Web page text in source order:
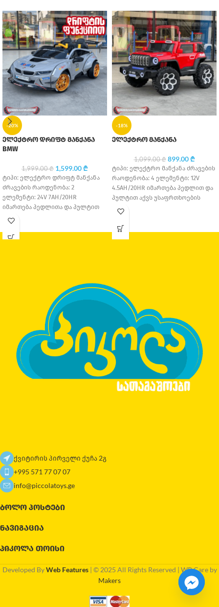
-20%
ელექტრო დრიფტ მანქანა
BMW
1,999.00₾ 1,599.00₾
ტიპი: ელექტრო დრიფტ მანქანა
ძრავების რაოდენობა: 2
ელემენტი: 24V 7AH/20HR
იმართება პედლითა და პულტით
აქვს დრიფტის ფუნქციები
-18%
ელექტრო მანქანა
1,099.00₾ 899.00₾
ტიპი: ელექტრო მანქანა ძრავების
რაოდენობა: 4 ელემენტი: 12V
4.5AH/20HR იმართება პედლით და
პულტით აქვს უსაფრთხოების
ღვედი საბურავის მასალა: კაუჩუკი
ქვიტირის პირველი ქუჩა 2გ
+995 571 77 07 07
info@piccolatoys.ge
ᲑᲝᲚᲝ ᲞᲝᲡᲢᲔᲑᲘ
ᲜᲐᲕᲘᲒᲐᲪᲘᲐ
ᲞᲘᲙᲝᲚᲐ ᲗᲝᲘᲡᲘ
Developed ByWeb Features | © 2025 All Rights Reserved | WP Care by
Makers